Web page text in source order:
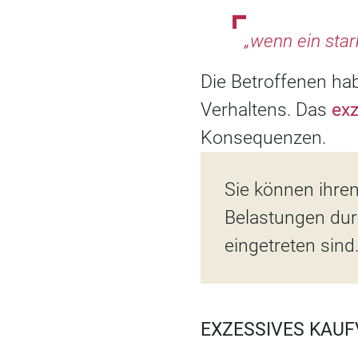
„wenn ein
Die Betroffenen
Verhaltens. Das
Konsequenzen.
Sie können
Belastungen
eingetreten sind.
EXZESSIVES